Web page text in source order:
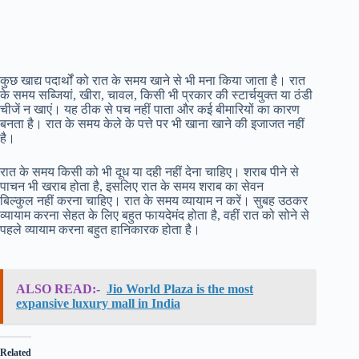
कुछ खाद्य पदार्थों को रात के समय खाने से भी मना किया जाता है। रात
के समय सब्जियां, खीरा, चावल, किसी भी प्रकार की स्टार्चयुक्त या ठंडी
चीजें न खाएं। यह ठीक से पच नहीं पाता और कई बीमारियों का कारण
बनता है। रात के समय केले के पत्ते पर भी खाना खाने की इजाजत नहीं
है।
रात के समय किसी को भी दूध या दही नहीं देना चाहिए। शराब पीने से
पाचन भी खराब होता है, इसलिए रात के समय शराब का सेवन
बिल्कुल नहीं करना चाहिए। रात के समय व्यायाम न करें। सुबह उठकर
व्यायाम करना सेहत के लिए बहुत फायदेमंद होता है, वहीं रात को सोने से
पहले व्यायाम करना बहुत हानिकारक होता है।
ALSO READ:- Jio World Plaza is the most
expansive luxury mall in India
Related